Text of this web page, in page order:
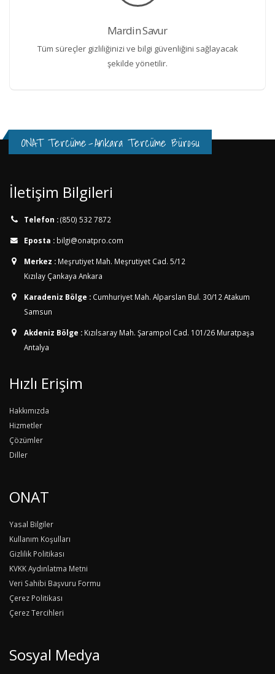
Mardin Savur
Tüm süreçler gizliliğinizi ve bilgi güvenliğini sağlayacak
şekilde yönetilir.
ONAT Tercüme-Ankara Tercüme Bürosu
İletişim Bilgileri
Telefon :(850) 532 7872
Eposta : bilgi@onatpro.com
Merkez : Meşrutiyet Mah. Meşrutiyet Cad. 5/12
Kızılay Çankaya Ankara
Karadeniz Bölge : Cumhuriyet Mah. Alparslan Bul. 30/12 Atakum
Samsun
Akdeniz Bölge : Kızılsaray Mah. Şarampol Cad. 101/26 Muratpaşa
Antalya
Hızlı Erişim
Hakkımızda
Hizmetler
Çözümler
Diller
ONAT
Yasal Bilgiler
Kullanım Koşulları
Gizlilik Politikası
KVKK Aydınlatma Metni
Veri Sahibi Başvuru Formu
Çerez Politikası
Çerez Tercihleri
Sosyal Medya